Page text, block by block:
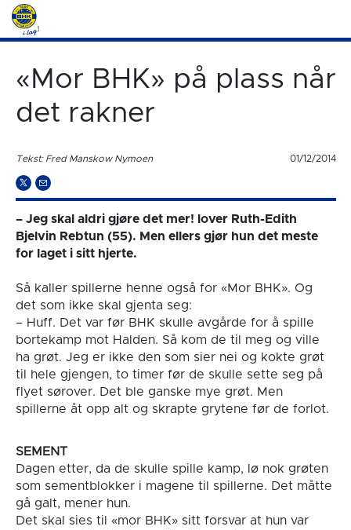
«Mor BHK» på plass når
det rakner
Tekst: Fred Manskow Nymoen 01/12/2014
– Jeg skal aldri gjøre det mer! lover Ruth-Edith
Bjelvin Rebtun (55). Men ellers gjør hun det meste
for laget i sitt hjerte.
Så kaller spillerne henne også for «Mor BHK». Og
det som ikke skal gjenta seg:
– Huff. Det var før BHK skulle avgårde for å spille
bortekamp mot Halden. Så kom de til meg og ville
ha grøt. Jeg er ikke den som sier nei og kokte grøt
til hele gjengen, to timer før de skulle sette seg på
flyet sørover. Det ble ganske mye grøt. Men
spillerne åt opp alt og skrapte grytene før de forlot.
SEMENT
Dagen etter, da de skulle spille kamp, lø nok grøten
som sementblokker i magene til spillerne. Det måtte
gå galt, mener hun.
Det skal sies til «mor BHK» sitt forsvar at hun var